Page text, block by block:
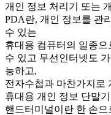
개인 정보 처리기 또는
PDA란, 개인 정보를 관
수 있는
휴대용 컴퓨터의 일종
수 있고 무선인터넷도
능하고,
전자수첩과 마찬가지로
휴대용 개인 정보 단말
핸드터미널이란 한 손으